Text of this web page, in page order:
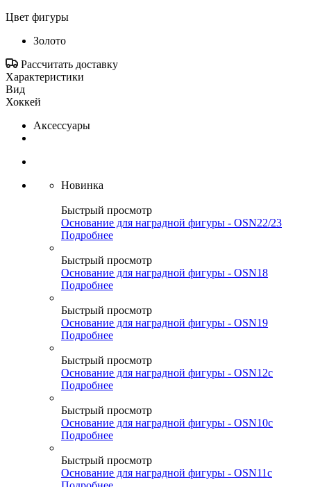
Цвет фигуры
Золото
Рассчитать доставку
Характеристики
Вид
Хоккей
Аксессуары
Новинка
Быстрый просмотр
Основание для наградной фигуры - OSN22/23
Подробнее
Быстрый просмотр
Основание для наградной фигуры - OSN18
Подробнее
Быстрый просмотр
Основание для наградной фигуры - OSN19
Подробнее
Быстрый просмотр
Основание для наградной фигуры - OSN12c
Подробнее
Быстрый просмотр
Основание для наградной фигуры - OSN10c
Подробнее
Быстрый просмотр
Основание для наградной фигуры - OSN11c